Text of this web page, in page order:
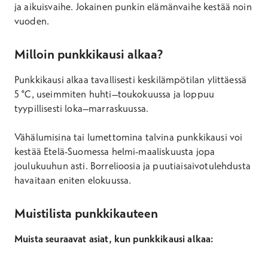
ja aikuisvaihe. Jokainen punkin elämänvaihe kestää noin
vuoden.
Milloin punkkikausi alkaa?
Punkkikausi alkaa tavallisesti keskilämpötilan ylittäessä
5 °C, useimmiten huhti–toukokuussa ja loppuu
tyypillisesti loka–marraskuussa.
Vähälumisina tai lumettomina talvina punkkikausi voi
kestää Etelä-Suomessa helmi-maaliskuusta jopa
joulukuuhun asti. Borrelioosia ja puutiaisaivotulehdusta
havaitaan eniten elokuussa.
Muistilista punkkikauteen
Muista seuraavat asiat, kun punkkikausi alkaa: